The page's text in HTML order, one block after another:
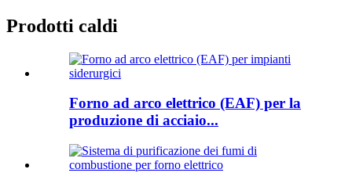
Prodotti caldi
Forno ad arco elettrico (EAF) per la
produzione di acciaio...